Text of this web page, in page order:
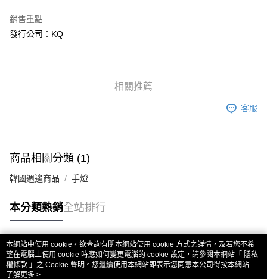
Apple Pay
１．簡單：不需註冊會員、不需綁卡、不需儲值。
３．安心：先確認商品／服務後，再付款。
【「AFTEE先享後付」結帳流程】
１．於結帳方式選擇「AFTEE先享後付」後，將跳轉至「AFTEE先享後付」
結帳頁面，進行簡訊認證並確認金額後，即可完成結帳。
２．訂單成立數日內，您將收到繳費通知簡訊。
３．收到繳費通知簡訊後14天內，點擊此簡訊中的連結，可透過四大超商／
ATM／網路銀行／等多元方式進行付款，方視為交易完成。
※ 請注意：結帳手續完成當下不需立刻繳費，但若您需要取消訂單，請聯絡
購買商品的店家。未經商家同意取消之訂單仍視為有效，需透過AFTEE先享
運送方式
全家取貨付款
付款後全家取貨
每筆NT$60，滿NT$1,599(含以上)免運費
7-11取貨付款
每筆NT$60，滿NT$1,599(含以上)免運費
銷售重點
發行公司：KQ
相關推薦
客服
商品相關分類 (1)
韓國週邊商品 手燈
本分類熱銷全站排行
熱門標籤
本網站中使用 cookie，欲查詢有關本網站使用 cookie 方式之詳情，及若您不希
望在電腦上使用 cookie 時應如何變更電腦的 cookie 設定，請參閱本網站「 隱私
權條款 」之 Cookie 聲明。您繼續使用本網站即表示您同意本公司得按本網站使
用條款之 Cookie 聲明使用 cookie。
了解更多 >